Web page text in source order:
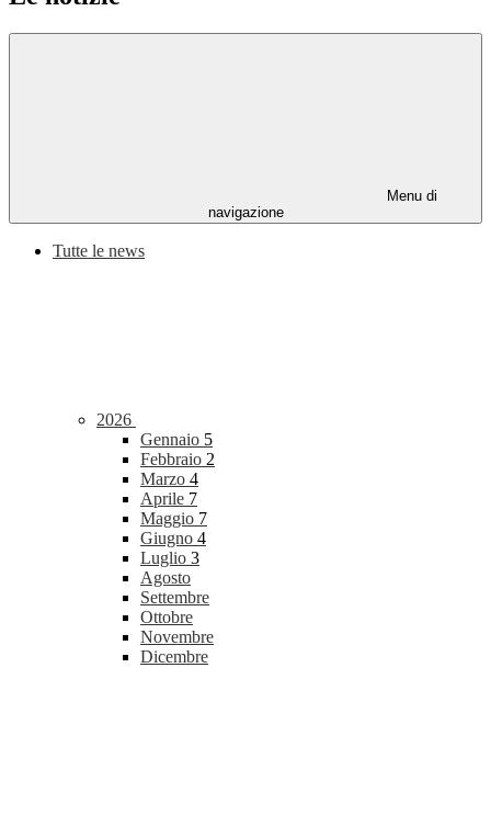
Menu di
navigazione
Tutte le news
2026
Gennaio 5
Febbraio 2
Marzo 4
Aprile 7
Maggio 7
Giugno 4
Luglio 3
Agosto
Settembre
Ottobre
Novembre
Dicembre